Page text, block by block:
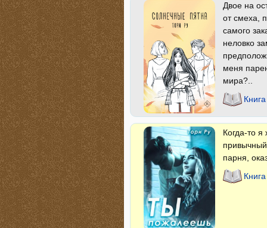
Двое на
от смеха,
самого
неловко
меня
мира?..
Когда-то
привычный
парня,